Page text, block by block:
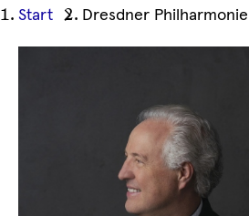
Ihre
Start Dresdner Philharmonie